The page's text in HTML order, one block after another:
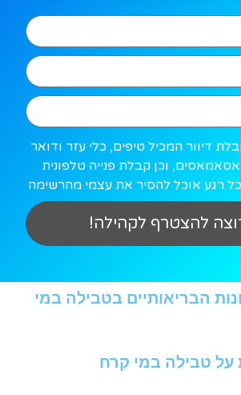
דיוור המכיל טיפים, כלי עזר ודואר
וכן קבלת פנייה טלפונית
רגע אוכל להסיר את עצמי מהרשימה
להצטרף לקהילה!
הבריאותיים בטבילה במי
על טבילה במי קרח